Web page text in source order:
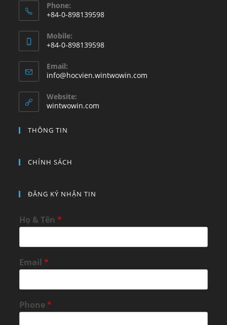
Phone:
+84-0-898139598
in
your
application
Mobile:
+84-0-898139598
in
your
application
Email:
info@hocvien.wintwowin.com
Website:
wintwowin.com
THÔNG TIN
CHÍNH SÁCH
ĐĂNG KÝ NHẬN TIN
Họ & Tên*
Email*
Phone*